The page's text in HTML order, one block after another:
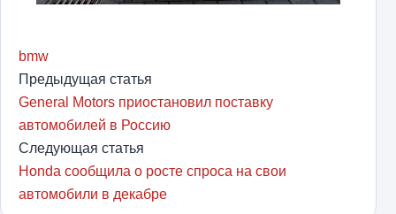
bmw
Предыдущая статья
General Motors приостановил поставку
автомобилей в Россию
Следующая статья
Honda сообщила о росте спроса на свои
автомобили в декабре